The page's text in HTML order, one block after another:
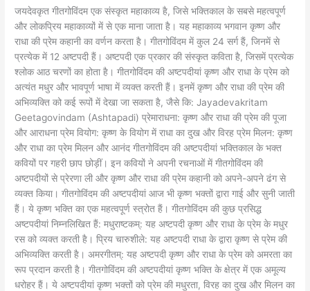
जयदेवकृत गीतगोविंदम एक संस्कृत महाकाव्य है, जिसे भक्तिकाल के सबसे महत्वपूर्ण
और लोकप्रिय महाकाव्यों में से एक माना जाता है। यह महाकाव्य भगवान कृष्ण और
राधा की प्रेम कहानी का वर्णन करता है। गीतगोविंदम में कुल 24 सर्ग हैं, जिनमें से
प्रत्येक में 12 अष्टपदी हैं। अष्टपदी एक प्रकार की संस्कृत कविता है, जिसमें प्रत्येक
श्लोक आठ चरणों का होता है। गीतगोविंदम की अष्टपदीयां कृष्ण और राधा के प्रेम को
अत्यंत मधुर और भावपूर्ण भाषा में व्यक्त करती हैं। इनमें कृष्ण और राधा की प्रेम की
अभिव्यक्ति को कई रूपों में देखा जा सकता है, जैसे कि: Jayadevakritam
Geetagovindam (Ashtapadi) प्रेमाराधना: कृष्ण और राधा की प्रेम की पूजा
और आराधना प्रेम वियोग: कृष्ण के वियोग में राधा का दुख और विरह प्रेम मिलन: कृष्ण
और राधा का प्रेम मिलन और आनंद गीतगोविंदम की अष्टपदीयां भक्तिकाल के भक्त
कवियों पर गहरी छाप छोड़ीं। इन कवियों ने अपनी रचनाओं में गीतगोविंदम की
अष्टपदीयों से प्रेरणा ली और कृष्ण और राधा की प्रेम कहानी को अपने-अपने ढंग से
व्यक्त किया। गीतगोविंदम की अष्टपदीयां आज भी कृष्ण भक्तों द्वारा गाई और सुनी जाती
हैं। ये कृष्ण भक्ति का एक महत्वपूर्ण स्त्रोत हैं। गीतगोविंदम की कुछ प्रसिद्ध
अष्टपदीयां निम्नलिखित हैं: मधुराष्टकम्: यह अष्टपदी कृष्ण और राधा के प्रेम के मधुर
रस को व्यक्त करती है। प्रिय चारुशीले: यह अष्टपदी राधा के द्वारा कृष्ण से प्रेम की
अभिव्यक्ति करती है। अमरगीतम्: यह अष्टपदी कृष्ण और राधा के प्रेम को अमरता का
रूप प्रदान करती है। गीतगोविंदम की अष्टपदीयां कृष्ण भक्ति के क्षेत्र में एक अमूल्य
धरोहर हैं। ये अष्टपदीयां कृष्ण भक्तों को प्रेम की मधुरता, विरह का दुख और मिलन का